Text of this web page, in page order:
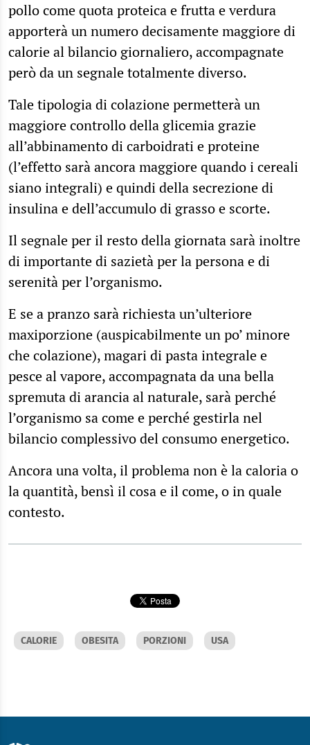
pollo come quota proteica e frutta e verdura
apporterà un numero decisamente maggiore di
calorie al bilancio giornaliero, accompagnate
però da un segnale totalmente diverso.
Tale tipologia di colazione permetterà un
maggiore controllo della glicemia grazie
all’abbinamento di carboidrati e proteine
(l’effetto sarà ancora maggiore quando i cereali
siano integrali) e quindi della secrezione di
insulina e dell’accumulo di grasso e scorte.
Il segnale per il resto della giornata sarà inoltre
di importante di sazietà per la persona e di
serenità per l’organismo.
E se a pranzo sarà richiesta un’ulteriore
maxiporzione (auspicabilmente un po’ minore
che colazione), magari di pasta integrale e
pesce al vapore, accompagnata da una bella
spremuta di arancia al naturale, sarà perché
l’organismo sa come e perché gestirla nel
bilancio complessivo del consumo energetico.
Ancora una volta, il problema non è la caloria o
la quantità, bensì il cosa e il come, o in quale
contesto.
CALORIE OBESITA PORZIONI USA